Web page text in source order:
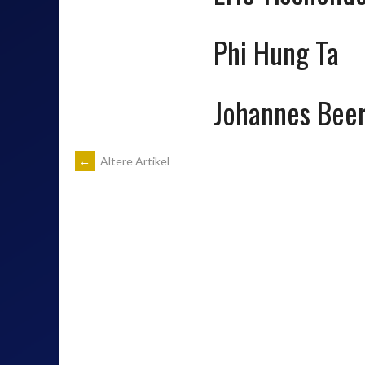
Phi Hung Ta
Johannes
BEITRAGSNAVIGATION
← Ältere Artikel